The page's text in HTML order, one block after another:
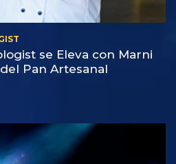
se Eleva con Marni
Pan Artesanal